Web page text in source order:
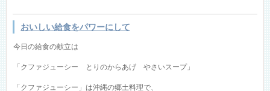
おいしい給食をパワーにして
今日の給食の献立は
「クファジューシー とりのからあげ やさいスープ」
「クファジューシー」は沖縄の郷土料理で、